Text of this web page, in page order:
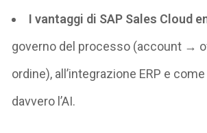
I vantaggi di SAP Sales Cloud
governo del processo (account →
ordine), all’integrazione ERP e
davvero l’AI.